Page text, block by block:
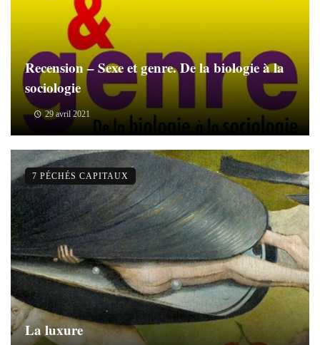
Recension – Sexe et genre. De la biologie à la
sociologie
29 avril 2021
La luxure
7 PÉCHÉS CAPITAUX